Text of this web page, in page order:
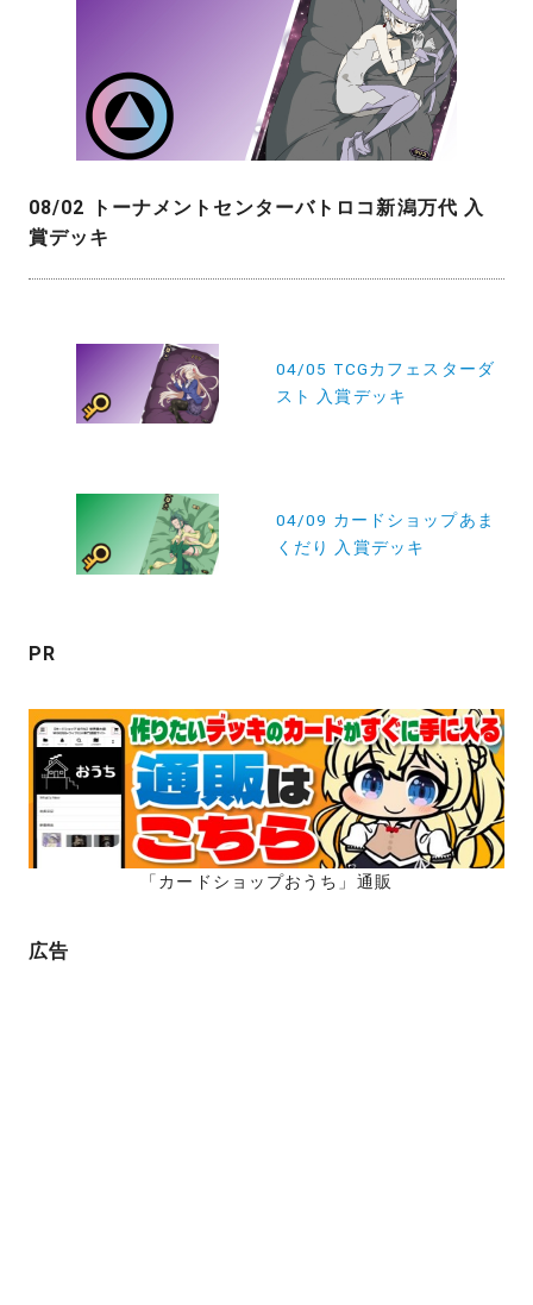
08/02 トーナメントセンターバトロコ新潟万代 入
賞デッキ
ン
04/05 TCGカフェスターダ
スト 入賞デッキ
04/09 カードショップあま
くだり 入賞デッキ
PR
「カードショップおうち」通販
広告